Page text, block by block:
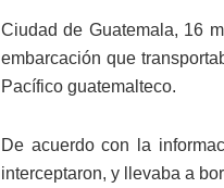
Ciudad de Guatemala, 16
embarcación que
Pacífico guatemalteco.
De acuerdo con la
interceptaron, y llevaba a